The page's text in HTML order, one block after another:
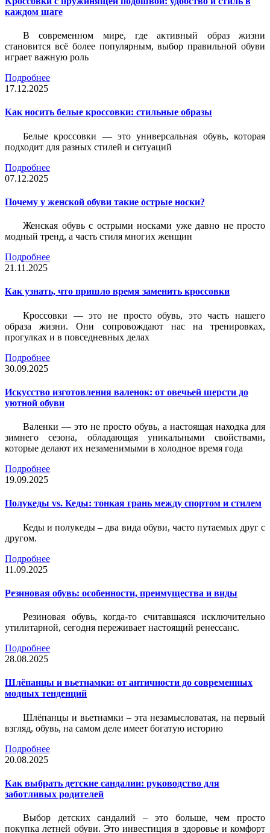
каждом шаге
В современном мире, где активный образ жизни
становится всё более популярным, выбор правильной обуви
играет важную роль
Подробнее
17.12.2025
Как носить белые кроссовки: стильные образы
Белые кроссовки — это универсальная обувь, которая
подходит для разных стилей и ситуаций
Подробнее
07.12.2025
Почему у женской обуви такие острые носки?
Женская обувь с острыми носками уже давно не просто
модный тренд, а часть стиля многих женщин
Подробнее
21.11.2025
Как узнать, что пришло время заменить кроссовки
Кроссовки — это не просто обувь, это часть нашего
образа жизни. Они сопровождают нас на тренировках,
прогулках и в повседневных делах
Подробнее
30.09.2025
Искусство изготовления валенок: от овечьей шерсти до
уютной обуви
Валенки — это не просто обувь, а настоящая находка для
зимнего сезона, обладающая уникальными свойствами,
которые делают их незаменимыми в холодное время года
Подробнее
19.09.2025
Полукеды vs. Кеды: тонкая грань между спортом и стилем
Кеды и полукеды – два вида обуви, часто путаемых друг с
другом.
Подробнее
11.09.2025
Резиновая обувь: особенности, преимущества и виды
Резиновая обувь, когда-то считавшаяся исключительно
утилитарной, сегодня переживает настоящий ренессанс.
Подробнее
28.08.2025
Шлёпанцы и вьетнамки: от античности до современных
модных тенденций
Шлёпанцы и вьетнамки – эта незамысловатая, на первый
взгляд, обувь, на самом деле имеет богатую историю
Подробнее
20.08.2025
Как выбрать детские сандалии: руководство для
заботливых родителей
Выбор детских сандалий – это больше, чем просто
покупка летней обуви. Это инвестиция в здоровье и комфорт